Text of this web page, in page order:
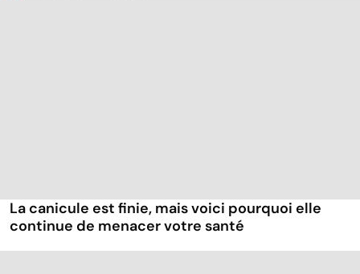
La canicule est finie, mais voici pourquoi elle
continue de menacer votre santé